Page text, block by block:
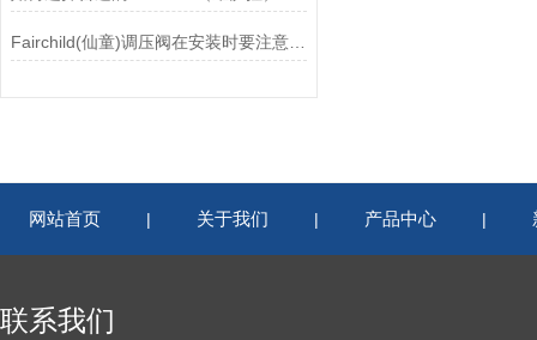
Fairchild(仙童)调压阀在安装时要注意有哪些需要注意的地方？
网站首页 | 关于我们 | 产品中心 |
联系我们